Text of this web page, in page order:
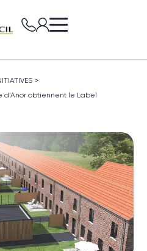
>
d’Anor obtiennent le Label